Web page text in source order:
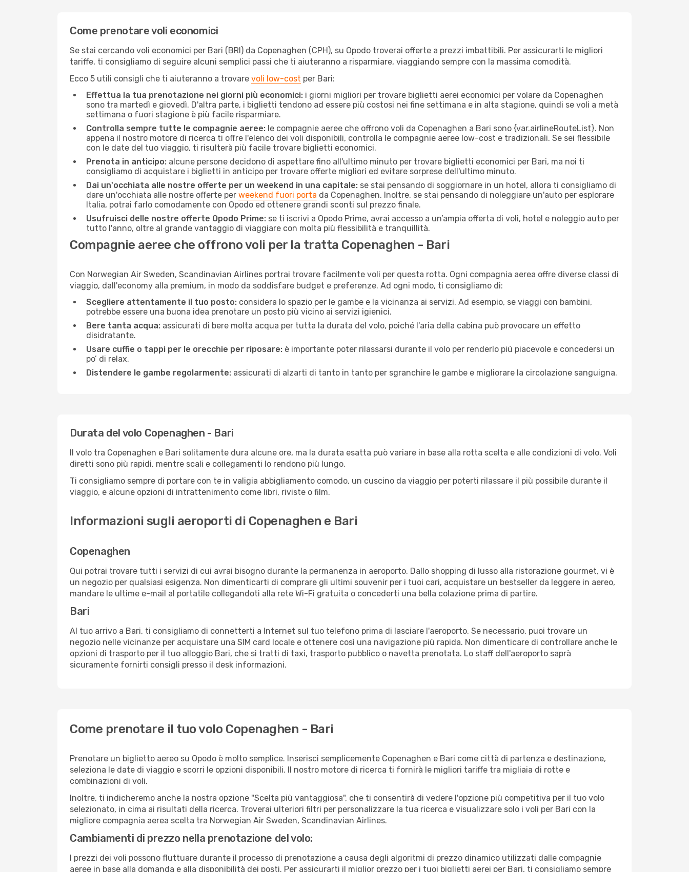
Come prenotare voli economici
Se stai cercando voli economici per Bari (BRI) da Copenaghen (CPH), su Opodo troverai offerte a prezzi imbattibili. Per assicurarti le migliori
tariffe, ti consigliamo di seguire alcuni semplici passi che ti aiuteranno a risparmiare, viaggiando sempre con la massima comodità.
Ecco 5 utili consigli che ti aiuteranno a trovare voli low-cost per Bari:
Effettua la tua prenotazione nei giorni più economici: i giorni migliori per trovare biglietti aerei economici per volare da Copenaghen
sono tra martedì e giovedì. D'altra parte, i biglietti tendono ad essere più costosi nei fine settimana e in alta stagione, quindi se voli a metà
settimana o fuori stagione è più facile risparmiare.
Controlla sempre tutte le compagnie aeree: le compagnie aeree che offrono voli da Copenaghen a Bari sono {​var.airlineRouteList}. Non
appena il nostro motore di ricerca ti offre l'elenco dei voli disponibili, controlla le compagnie aeree low-cost e tradizionali. Se sei flessibile
con le date del tuo viaggio, ti risulterà più facile trovare biglietti economici.
Prenota in anticipo: alcune persone decidono di aspettare fino all'ultimo minuto per trovare biglietti economici per Bari, ma noi ti
consigliamo di acquistare i biglietti in anticipo per trovare offerte migliori ed evitare sorprese dell'ultimo minuto.
Dai un'occhiata alle nostre offerte per un weekend in una capitale: se stai pensando di soggiornare in un hotel, allora ti consigliamo di
dare un'occhiata alle nostre offerte per weekend fuori porta da Copenaghen. Inoltre, se stai pensando di noleggiare un'auto per esplorare
Italia, potrai farlo comodamente con Opodo ed ottenere grandi sconti sul prezzo finale.
Usufruisci delle nostre offerte Opodo Prime: se ti iscrivi a Opodo Prime, avrai accesso a un’ampia offerta di voli, hotel e noleggio auto per
tutto l'anno, oltre al grande vantaggio di viaggiare con molta più flessibilità e tranquillità.
Compagnie aeree che offrono voli per la tratta Copenaghen - Bari
Con Norwegian Air Sweden, Scandinavian Airlines portrai trovare facilmente voli per questa rotta. Ogni compagnia aerea offre diverse classi di
viaggio, dall'economy alla premium, in modo da soddisfare budget e preferenze. Ad ogni modo, ti consigliamo di:
Scegliere attentamente il tuo posto: considera lo spazio per le gambe e la vicinanza ai servizi. Ad esempio, se viaggi con bambini,
potrebbe essere una buona idea prenotare un posto più vicino ai servizi igienici.
Bere tanta acqua: assicurati di bere molta acqua per tutta la durata del volo, poiché l'aria della cabina può provocare un effetto
disidratante.
Usare cuffie o tappi per le orecchie per riposare: è importante poter rilassarsi durante il volo per renderlo piú piacevole e concedersi un
po’ di relax.
Distendere le gambe regolarmente: assicurati di alzarti di tanto in tanto per sgranchire le gambe e migliorare la circolazione sanguigna.
Durata del volo Copenaghen - Bari
Il volo tra Copenaghen e Bari solitamente dura alcune ore, ma la durata esatta può variare in base alla rotta scelta e alle condizioni di volo. Voli
diretti sono più rapidi, mentre scali e collegamenti lo rendono più lungo.
Ti consigliamo sempre di portare con te in valigia abbigliamento comodo, un cuscino da viaggio per poterti rilassare il più possibile durante il
viaggio, e alcune opzioni di intrattenimento come libri, riviste o film.
Informazioni sugli aeroporti di Copenaghen e Bari
Copenaghen
Qui potrai trovare tutti i servizi di cui avrai bisogno durante la permanenza in aeroporto. Dallo shopping di lusso alla ristorazione gourmet, vi è
un negozio per qualsiasi esigenza. Non dimenticarti di comprare gli ultimi souvenir per i tuoi cari, acquistare un bestseller da leggere in aereo,
mandare le ultime e-mail al portatile collegandoti alla rete Wi-Fi gratuita o concederti una bella colazione prima di partire.
Bari
Al tuo arrivo a Bari, ti consigliamo di connetterti a Internet sul tuo telefono prima di lasciare l'aeroporto. Se necessario, puoi trovare un
negozio nelle vicinanze per acquistare una SIM card locale e ottenere così una navigazione più rapida. Non dimenticare di controllare anche le
opzioni di trasporto per il tuo alloggio Bari, che si tratti di taxi, trasporto pubblico o navetta prenotata. Lo staff dell'aeroporto saprà
sicuramente fornirti consigli presso il desk informazioni.
Come prenotare il tuo volo Copenaghen - Bari
Prenotare un biglietto aereo su Opodo è molto semplice. Inserisci semplicemente Copenaghen e Bari come città di partenza e destinazione,
seleziona le date di viaggio e scorri le opzioni disponibili. Il nostro motore di ricerca ti fornirà le migliori tariffe tra migliaia di rotte e
combinazioni di voli.
Inoltre, ti indicheremo anche la nostra opzione "Scelta più vantaggiosa", che ti consentirà di vedere l'opzione più competitiva per il tuo volo
selezionato, in cima ai risultati della ricerca. Troverai ulteriori filtri per personalizzare la tua ricerca e visualizzare solo i voli per Bari con la
migliore compagnia aerea scelta tra Norwegian Air Sweden, Scandinavian Airlines.
Cambiamenti di prezzo nella prenotazione del volo:
I prezzi dei voli possono fluttuare durante il processo di prenotazione a causa degli algoritmi di prezzo dinamico utilizzati dalle compagnie
aeree in base alla domanda e alla disponibilità dei posti. Per assicurarti il miglior prezzo per i tuoi biglietti aerei per Bari, ti consigliamo sempre